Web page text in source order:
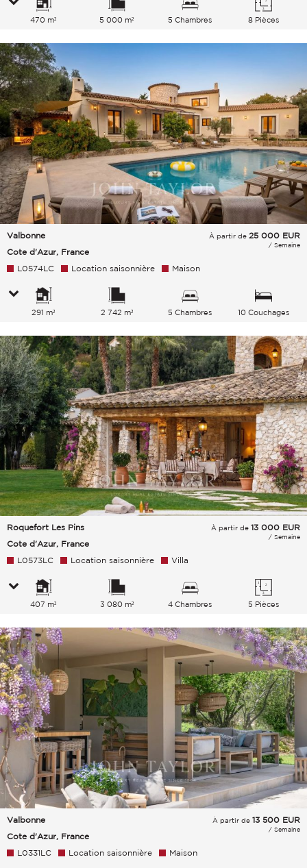
470 m² 5 000 m² 5 Chambres 8 Pièces
Valbonne
Cote d'Azur, France
À partir de 25 000 EUR
/ Semaine
L0574LC Location saisonnière Maison
291 m² 2 742 m² 5 Chambres 10 Couchages
Roquefort Les Pins
Cote d'Azur, France
À partir de 13 000 EUR
/ Semaine
L0573LC Location saisonnière Villa
407 m² 3 080 m² 4 Chambres 5 Pièces
Valbonne
Cote d'Azur, France
À partir de 13 500 EUR
/ Semaine
L0331LC Location saisonnière Maison